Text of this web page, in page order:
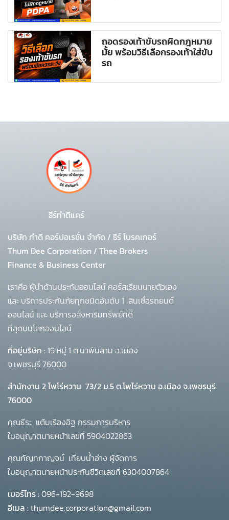
ถอดรองเท้าขับรถผิดกฎหมาย
มั้ย พร้อมวิธีเลือกรองเท้าใส่ขับ
รถ
ธีร์ทำดีแคร์
บริษัท ทำดี คอร์ปอเรชั่น จำกัด / ธีร์ โบรคเกอร์
Thum Dee Corporation / Thee Brokers
Finance & Business Center
เราคือ ผู้นำด้านประกันออนไลน์ คอร์สเรียนนายตัวเอง
และ บริการประกันภัยทุกชนิดอันดับ 1 สินเชื่อรถยนต์
ออนไลน์ และ บริการอสังหาริมทรัพย์ที่ดี
ที่สุดบนโลกออนไลน์
ที่อยู่บริษัท : 19 หมู่ 1 ต.นาพันสาม อ.เมือง
จ.เพชรบุรี 76000
สำนักงาน 2 โพโร่หวาน 73/2 ม.5 ต.โพไร่หวาน อ.เมือง จ.เพชรบุรี
76000
คุณธีระ แต้มเรืองอิฐ กรรมการบริหาร
ใบอนุญาตนายหน้าเลขที่ 5904022863
คุณกัญทกาญจน์ เทียบน้ำอ่าง ผู้จัดการ
ใบอนุญาตนายหน้าประกันชีวิตเลขที่ 6304007864
เบอร์โทร :096-192-9698
อีเมล :thumdee.corporation@gmail.com